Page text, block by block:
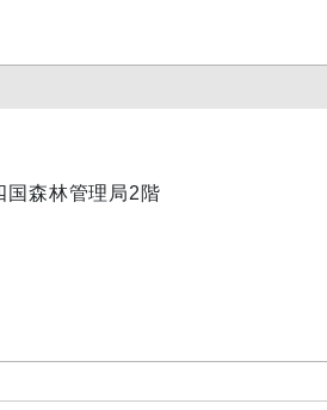
国森林管理局2階